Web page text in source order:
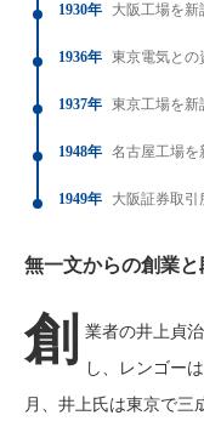
1930年 大阪工場を新
1936年 東京電気との
1937年 東京工場を新
1948年 名古屋工場を
1949年 大阪証券取
無一文からの創業
創 業者の井上貞
し、レンゴー
月、井上氏は東京で三